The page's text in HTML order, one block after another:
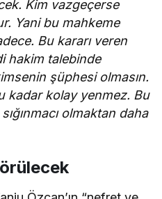
Kim vazgeçerse
Yani bu mahkeme
Bu kararı veren
hakim talebinde
şüphesi olmasın.
kadar kolay yenmez. Bu
olmaktan daha